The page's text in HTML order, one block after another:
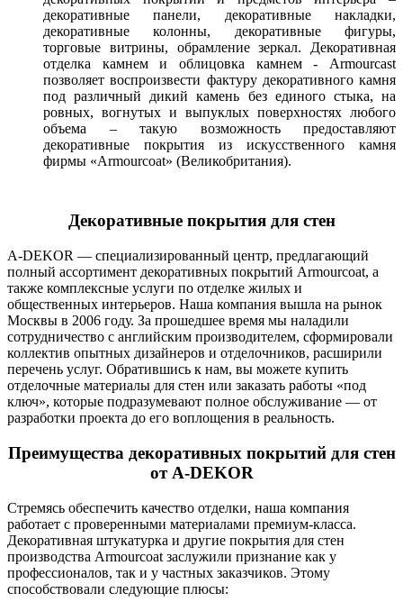
декоративные панели, декоративные накладки,
декоративные колонны, декоративные фигуры,
торговые витрины, обрамление зеркал. Декоративная
отделка камнем и облицовка камнем - Armourcast
позволяет воспроизвести фактуру декоративного камня
под различный дикий камень без единого стыка, на
ровных, вогнутых и выпуклых поверхностях любого
объема – такую возможность предоставляют
декоративные покрытия из искусственного камня
фирмы «Armourcoat» (Великобритания).
Декоративные покрытия для стен
А-DЕKOR — специализированный центр, предлагающий
полный ассортимент декоративных покрытий Armourcoat, а
также комплексные услуги по отделке жилых и
общественных интерьеров. Наша компания вышла на рынок
Москвы в 2006 году. За прошедшее время мы наладили
сотрудничество с английским производителем, сформировали
коллектив опытных дизайнеров и отделочников, расширили
перечень услуг. Обратившись к нам, вы можете купить
отделочные материалы для стен или заказать работы «под
ключ», которые подразумевают полное обслуживание — от
разработки проекта до его воплощения в реальность.
Преимущества декоративных покрытий для стен
от А-DЕKOR
Стремясь обеспечить качество отделки, наша компания
работает с проверенными материалами премиум-класса.
Декоративная штукатурка и другие покрытия для стен
производства Armourcoat заслужили признание как у
профессионалов, так и у частных заказчиков. Этому
способствовали следующие плюсы: